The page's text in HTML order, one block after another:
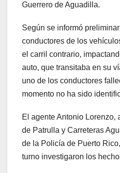
Guerrero de Aguadilla.
Según se informó
conductores de los
el carril contrario,
auto, que transitaba en su
uno de los conductores
momento no ha sido
El agente Antonio Lorenzo,
de Patrulla y Carreteras
de la Policía de Puerto
turno investigaron los